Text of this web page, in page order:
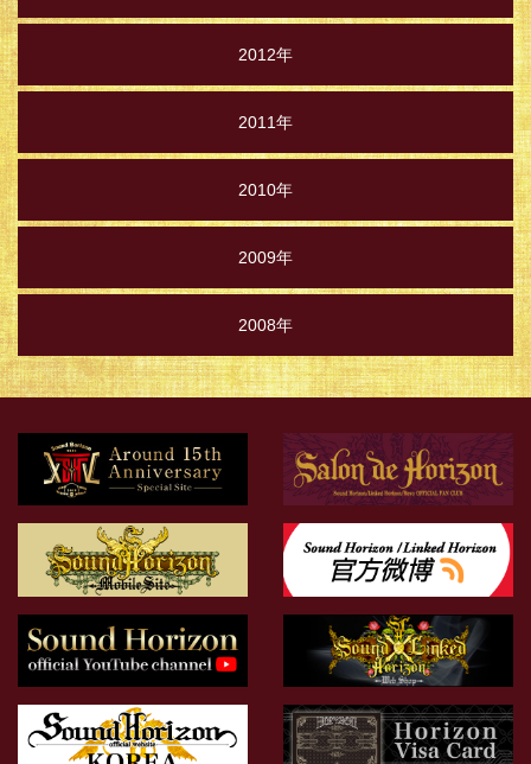
2012年
2011年
2010年
2009年
2008年